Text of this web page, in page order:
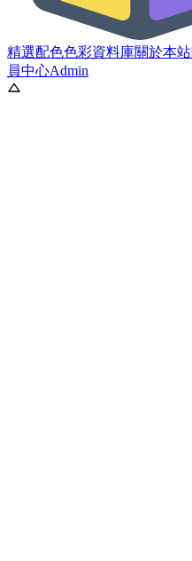
精選配色色彩資料庫關於本站
員中心Admin